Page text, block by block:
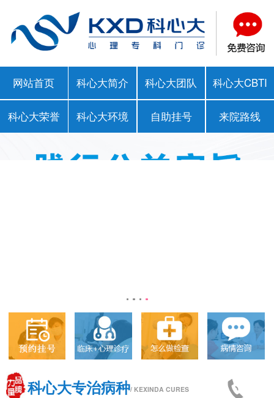
网站首页 科心大简介 科心大团队 科心大CBTI
科心大荣誉 科心大环境 自助挂号 来院路线
科心大专治病种/ KEXINDA CURES